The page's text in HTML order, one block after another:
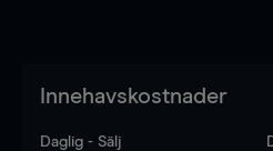
Innehavskostnader
Daglig - Sälj